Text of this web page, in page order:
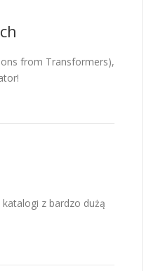
from Transformers),
z bardzo dużą